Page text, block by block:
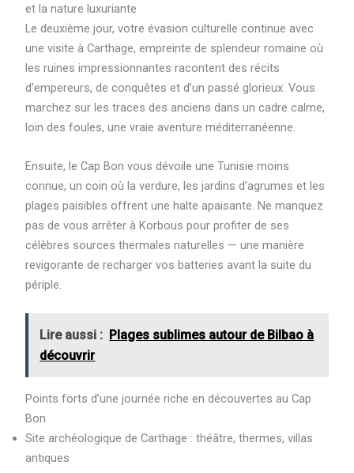
et la nature luxuriante
Le deuxième jour, votre évasion culturelle continue avec
une visite à Carthage, empreinte de splendeur romaine où
les ruines impressionnantes racontent des récits
d’empereurs, de conquêtes et d’un passé glorieux. Vous
marchez sur les traces des anciens dans un cadre calme,
loin des foules, une vraie aventure méditerranéenne.
Ensuite, le Cap Bon vous dévoile une Tunisie moins
connue, un coin où la verdure, les jardins d’agrumes et les
plages paisibles offrent une halte apaisante. Ne manquez
pas de vous arrêter à Korbous pour profiter de ses
célèbres sources thermales naturelles — une manière
revigorante de recharger vos batteries avant la suite du
périple.
Lire aussi : Plages sublimes autour de Bilbao à
découvrir
Points forts d’une journée riche en découvertes au Cap
Bon
Site archéologique de Carthage : théâtre, thermes, villas
antiques